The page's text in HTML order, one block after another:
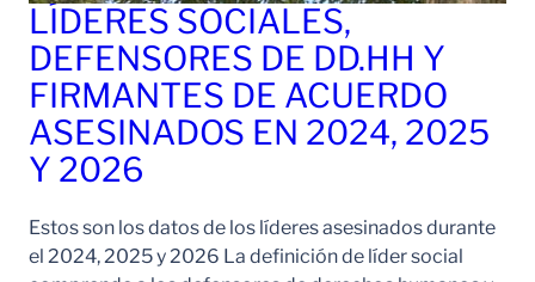
LÍDERES SOCIALES,
DEFENSORES DE DD.HH Y
FIRMANTES DE ACUERDO
ASESINADOS EN 2024, 2025
Y 2026
Estos son los datos de los líderes asesinados durante
el 2024, 2025 y 2026 La definición de líder social